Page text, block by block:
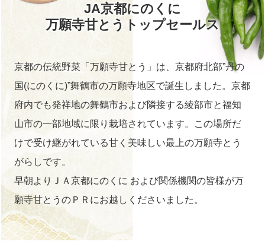
JA京都にのくに
万願寺甘とうトップセールス
京都の伝統野菜「万願寺甘とう」は、京都府北部”丹の
国(にのくに)”舞鶴市の万願寺地区で誕生しました。京都
府内でも発祥地の舞鶴市および隣接する綾部市と福知
山市の一部地域に限り栽培されています。 この場所だ
けで受け継がれている甘く美味しい最上の万願寺とう
がらしです。
早朝よりＪＡ京都にのくに および関係機関の皆様が万
願寺甘とうのＰＲにお越しくださいました。